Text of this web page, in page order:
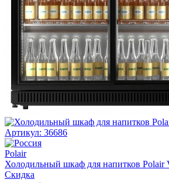
Артикул: 36686
Polair
Холодильный шкаф для напитков Polair
Скидка